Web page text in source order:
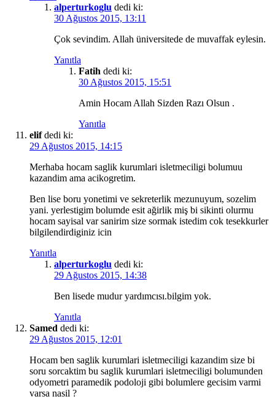
alperturkoglu dedi ki:
30 Ağustos 2015, 13:11
Çok sevindim. Allah üniversitede de muvaffak eylesin.
Yanıtla
Fatih dedi ki:
30 Ağustos 2015, 15:51
Amin Hocam Allah Sizden Razı Olsun .
Yanıtla
elif dedi ki:
29 Ağustos 2015, 14:15
Merhaba hocam saglik kurumlari isletmeciligi bolumuu
kazandim ama acikogretim.
Ben lise boru yonetimi ve sekreterlik mezunuyum, sozelim
yani. yerlestigim bolumde esit ağirlik miş bi sikinti olurmu
hocam sayisal var sanirim size sormak istedim cok tesekkurler
bilgilendirdiginiz icin
Yanıtla
alperturkoglu dedi ki:
29 Ağustos 2015, 14:38
Ben lisede mudur yardımcısı.bilgim yok.
Yanıtla
Samed dedi ki:
29 Ağustos 2015, 12:01
Hocam ben saglik kurumlari isletmeciligi kazandim size bi
soru sorcaktim bu saglik kurumlari isletmeciligi bolumunden
odyometri paramedik podoloji gibi bolumlere gecisim varmi
varsa nasil ?